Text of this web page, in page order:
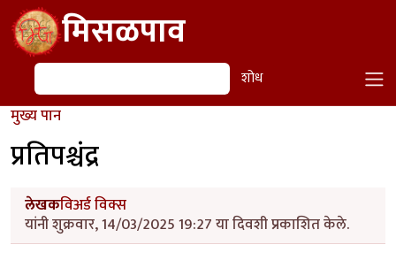
Skip to main contentमिसळपाव
शोध शोध
मुख्य पान
प्रतिपश्चंद्र
लेखकविअर्ड विक्स
यांनी शुक्रवार, 14/03/2025 19:27 या दिवशी प्रकाशित केले.